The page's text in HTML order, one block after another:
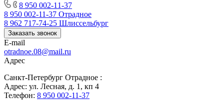
8 950 002-11-37
8 950 002-11-37 Отрадное
8 962 717-74-25 Шлиссельбург
Заказать звонок
E-mail
otradnoe.08@mail.ru
Адрес
Санкт-Петербург Отрадное :
Адрес: ул. Лесная, д. 1, кп 4
Телефон: 8 950 002-11-37